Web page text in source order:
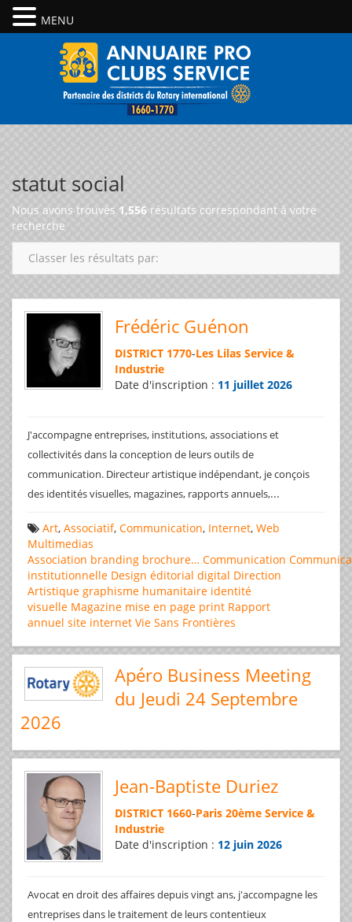
statut social
Nous avons trouvés 1,556 résultats correspondant à votre
recherche
Classer les résultats par:
Frédéric Guénon
DISTRICT 1770-Les Lilas Service &
Industrie
Date d'inscription : 11 juillet 2026
J'accompagne entreprises, institutions, associations et
collectivités dans la conception de leurs outils de
communication. Directeur artistique indépendant, je conçois
des identités visuelles, magazines, rapports annuels,...
Art, Associatif, Communication, Internet, Web
Multimedias
Association branding brochure… Communication
institutionnelle Design éditorial digital Direction
Artistique graphisme humanitaire identité
visuelle Magazine mise en page print Rapport
annuel site internet Vie Sans Frontières
Apéro Business Meeting
du Jeudi 24 Septembre
2026
Jean-Baptiste Duriez
DISTRICT 1660-Paris 20ème Service &
Industrie
Date d'inscription : 12 juin 2026
Avocat en droit des affaires depuis vingt ans, j'accompagne les
entreprises dans le traitement de leurs contentieux
MENU